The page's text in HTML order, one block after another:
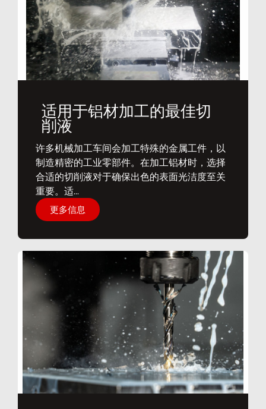
适用于铝材加工的最佳切
削液
​许多机械加工车间会加工特殊的金属工件，以
制造精密的工业零部件。在加工铝材时，选择
合适的切削液对于确保出色的表面光洁度至关
重要。适...
更多信息